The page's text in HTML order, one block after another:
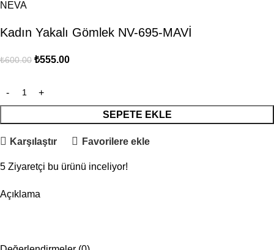
NEVA
Kadın Yakalı Gömlek NV-695-MAVİ
₺600.00 ₺555.00
SEPETE EKLE
Karşılaştır Favorilere ekle
5 Ziyaretçi bu ürünü inceliyor!
Açıklama